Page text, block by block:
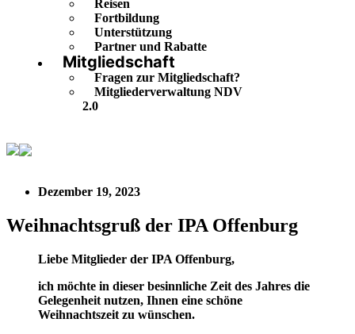
Reisen
Fortbildung
Unterstützung
Partner und Rabatte
Mitgliedschaft
Fragen zur Mitgliedschaft?
Mitgliederverwaltung NDV
2.0
Dezember 19, 2023
Weihnachtsgruß der IPA Offenburg
Liebe Mitglieder der IPA Offenburg,
ich möchte in dieser besinnliche Zeit des Jahres die
Gelegenheit nutzen, Ihnen eine schöne
Weihnachtszeit zu wünschen.